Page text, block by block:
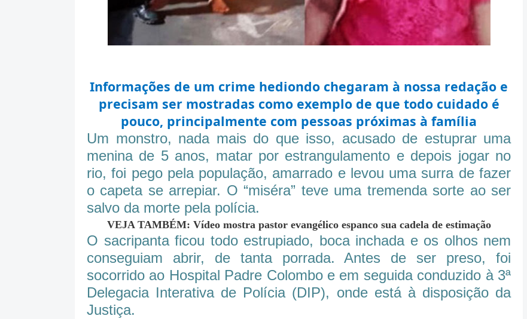
Informações de um crime hediondo chegaram à nossa redação e
precisam ser mostradas como exemplo de que todo cuidado é
pouco, principalmente com pessoas próximas à família
Um monstro, nada mais do que isso, acusado de estuprar uma
menina de 5 anos, matar por estrangulamento e depois jogar no
rio, foi pego pela população, amarrado e levou uma surra de fazer
o capeta se arrepiar. O “miséra” teve uma tremenda sorte ao ser
salvo da morte pela polícia.
VEJA TAMBÉM: Vídeo mostra pastor evangélico espanco sua cadela de estimação
O sacripanta ficou todo estrupiado, boca inchada e os olhos nem
conseguiam abrir, de tanta porrada. Antes de ser preso, foi
socorrido ao Hospital Padre Colombo e em seguida conduzido à 3ª
Delegacia Interativa de Polícia (DIP), onde está à disposição da
Justiça.